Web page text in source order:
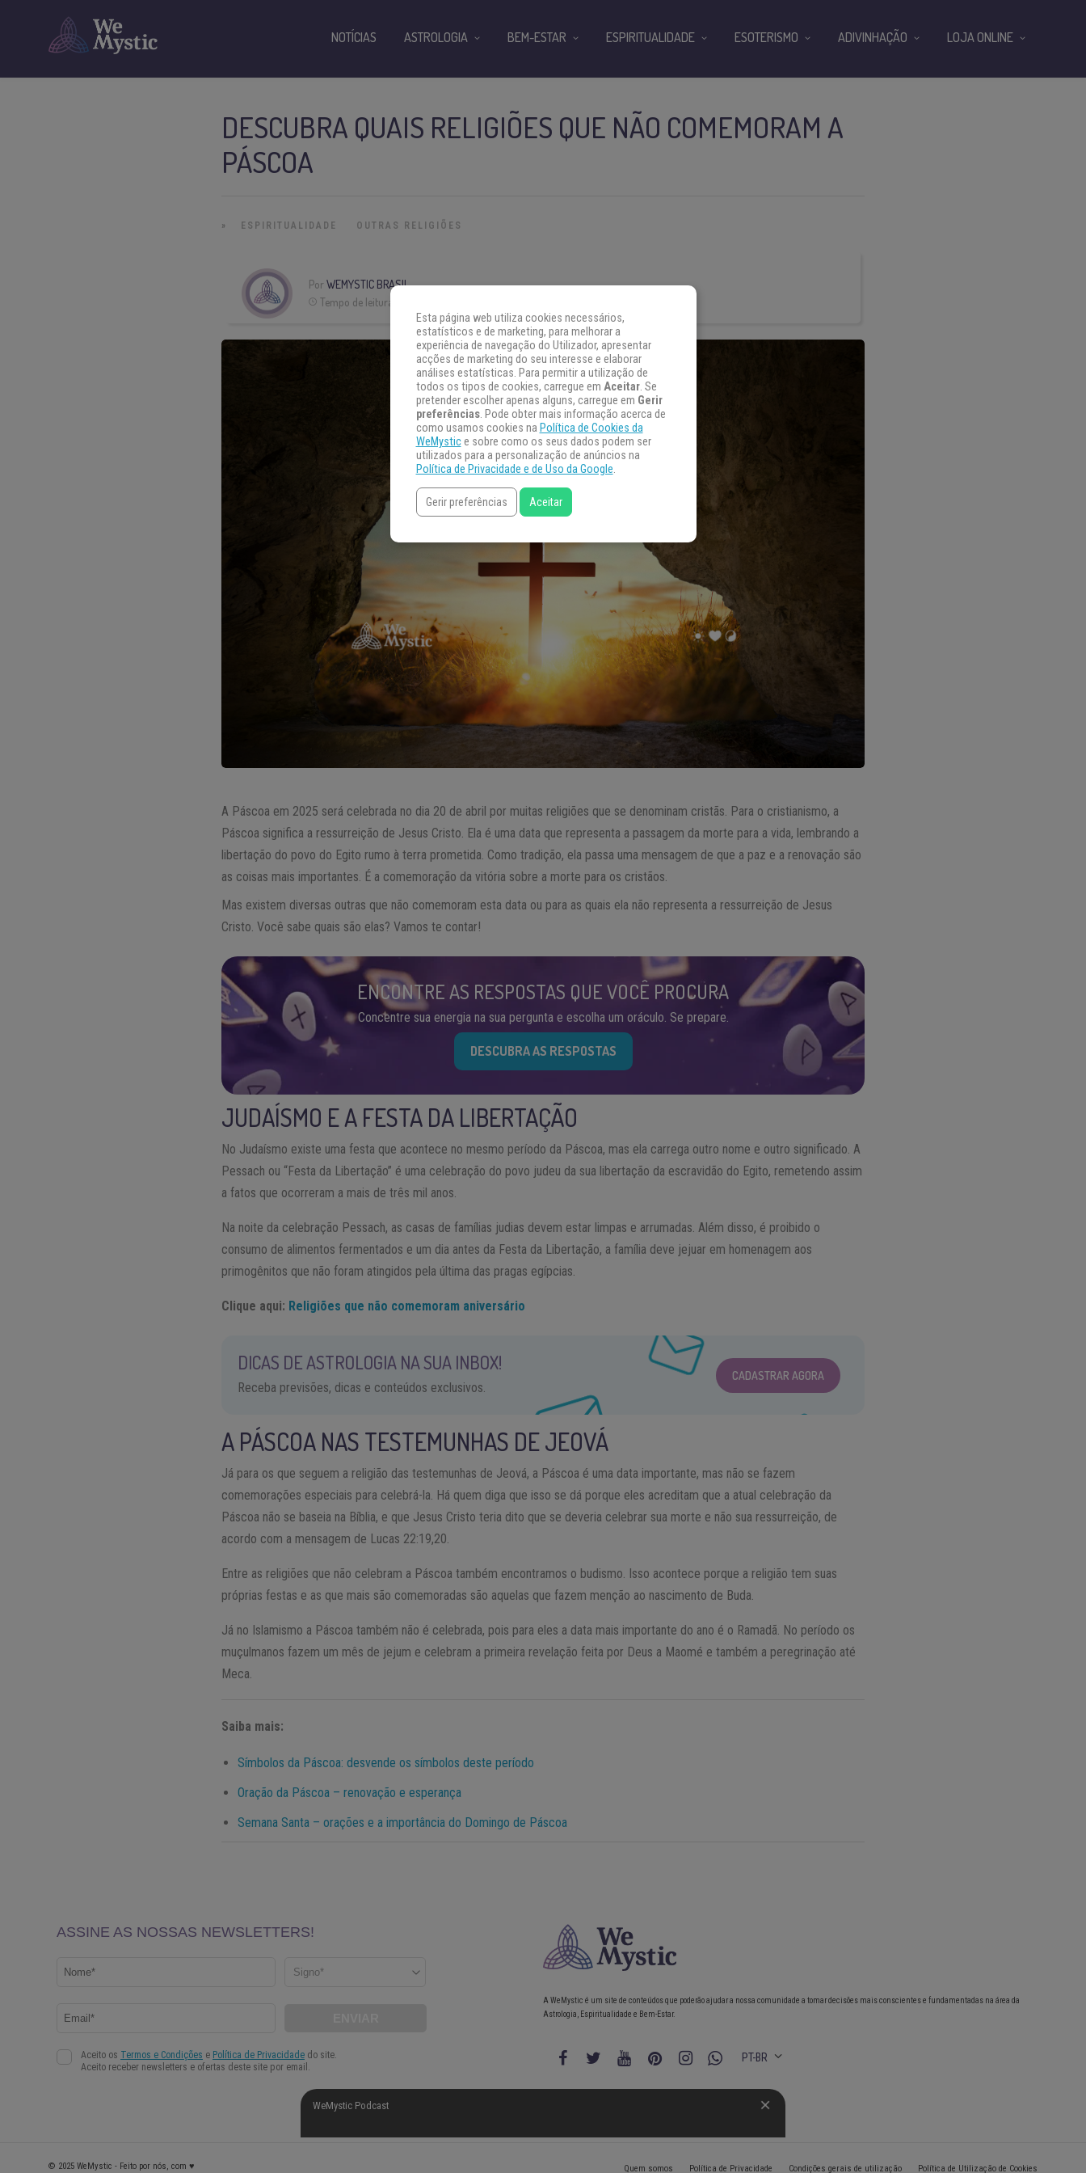
DESCUBRA QUAIS RELIGIÕES QUE NÃO COMEMORAM A
PÁSCOA
» ESPIRITUALIDADE OUTRAS RELIGIÕES
PorWEMYSTIC BRASIL
Tempo de leitura:
A Páscoa em 2025 será celebrada no dia 20 de abril por muitas religiões que se denominam cristãs. Para o cristianismo, a
Páscoa significa a ressurreição de Jesus Cristo. Ela é uma data que representa a passagem da morte para a vida, lembrando a
libertação do povo do Egito rumo à terra prometida. Como tradição, ela passa uma mensagem de que a paz e a renovação são
as coisas mais importantes. É a comemoração da vitória sobre a morte para os cristãos.
Mas existem diversas outras que não comemoram esta data ou para as quais ela não representa a ressurreição de Jesus
Cristo. Você sabe quais são elas? Vamos te contar!
ENCONTRE AS RESPOSTAS QUE VOCÊ PROCURA
Concentre sua energia na sua pergunta e escolha um oráculo. Se prepare.
DESCUBRA AS RESPOSTAS
JUDAÍSMO E A FESTA DA LIBERTAÇÃO
No Judaísmo existe uma festa que acontece no mesmo período da Páscoa, mas ela carrega outro nome e outro significado. A
Pessach ou “Festa da Libertação” é uma celebração do povo judeu da sua libertação da escravidão do Egito, remetendo assim
a fatos que ocorreram a mais de três mil anos.
Na noite da celebração Pessach, as casas de famílias judias devem estar limpas e arrumadas. Além disso, é proibido o
consumo de alimentos fermentados e um dia antes da Festa da Libertação, a família deve jejuar em homenagem aos
primogênitos que não foram atingidos pela última das pragas egípcias.
Clique aqui: Religiões que não comemoram aniversário
DICAS DE ASTROLOGIA NA SUA INBOX!
Receba previsões, dicas e conteúdos exclusivos.
CADASTRAR AGORA
A PÁSCOA NAS TESTEMUNHAS DE JEOVÁ
Já para os que seguem a religião das testemunhas de Jeová, a Páscoa é uma data importante, mas não se fazem
comemorações especiais para celebrá-la. Há quem diga que isso se dá porque eles acreditam que a atual celebração da
Páscoa não se baseia na Bíblia, e que Jesus Cristo teria dito que se deveria celebrar sua morte e não sua ressurreição, de
acordo com a mensagem de Lucas 22:19,20.
Entre as religiões que não celebram a Páscoa também encontramos o budismo. Isso acontece porque a religião tem suas
próprias festas e as que mais são comemoradas são aquelas que fazem menção ao nascimento de Buda.
Já no Islamismo a Páscoa também não é celebrada, pois para eles a data mais importante do ano é o Ramadã. No período os
muçulmanos fazem um mês de jejum e celebram a primeira revelação feita por Deus a Maomé e também a peregrinação até
Meca.
Saiba mais:
Símbolos da Páscoa: desvende os símbolos deste período
Oração da Páscoa – renovação e esperança
Semana Santa – orações e a importância do Domingo de Páscoa
NOTÍCIAS ASTROLOGIA BEM-ESTAR ESPIRITUALIDADE ESOTERISMO ADIVINHAÇÃO LOJA ONLINE
A WeMystic é um site de conteúdos que poderão ajudar a nossa comunidade a tomar decisões mais conscientes e fundamentadas na área da
Astrologia, Espiritualidade e Bem-Estar.
PT-BR
WeMystic Podcast
Quem somos Política de Privacidade Condições gerais de utilização Política de Utilização de Cookies
© 2025 WeMystic - Feito por nós, com ♥
Esta página web utiliza cookies necessários,
estatísticos e de marketing, para melhorar a
experiência de navegação do Utilizador, apresentar
acções de marketing do seu interesse e elaborar
análises estatísticas. Para permitir a utilização de
todos os tipos de cookies, carregue em Aceitar. Se
pretender escolher apenas alguns, carregue em Gerir
preferências. Pode obter mais informação acerca de
como usamos cookies na Política de Cookies da
WeMystice sobre como os seus dados podem ser
utilizados para a personalização de anúncios na
Política de Privacidade e de Uso da Google.
Gerir preferências Aceitar